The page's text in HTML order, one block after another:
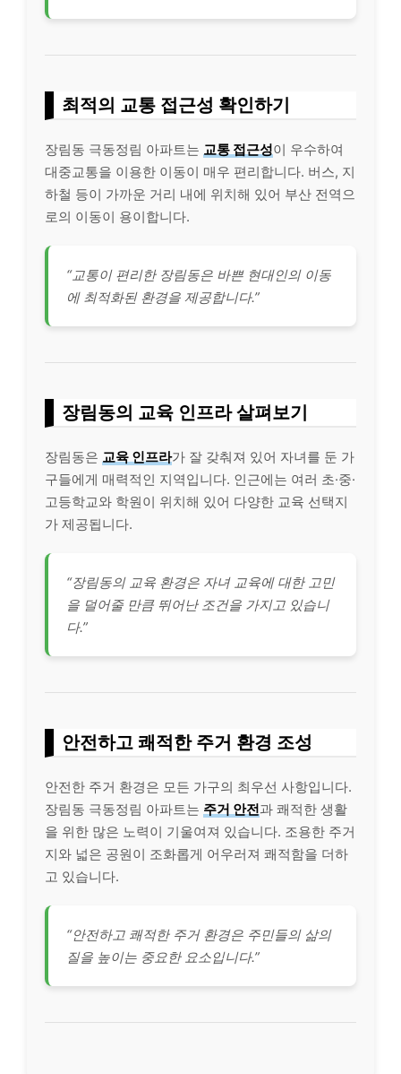
최적의 교통 접근성 확인하기
장림동 극동정림 아파트는 교통 접근성이 우수하여
대중교통을 이용한 이동이 매우 편리합니다. 버스, 지
하철 등이 가까운 거리 내에 위치해 있어 부산 전역으
로의 이동이 용이합니다.
“교통이 편리한 장림동은 바쁜 현대인의 이동
에 최적화된 환경을 제공합니다.”
장림동의 교육 인프라 살펴보기
장림동은 교육 인프라가 잘 갖춰져 있어 자녀를 둔 가
구들에게 매력적인 지역입니다. 인근에는 여러 초·중·
고등학교와 학원이 위치해 있어 다양한 교육 선택지
가 제공됩니다.
“장림동의 교육 환경은 자녀 교육에 대한 고민
을 덜어줄 만큼 뛰어난 조건을 가지고 있습니
다.”
안전하고 쾌적한 주거 환경 조성
안전한 주거 환경은 모든 가구의 최우선 사항입니다.
장림동 극동정림 아파트는 주거 안전과 쾌적한 생활
을 위한 많은 노력이 기울여져 있습니다. 조용한 주거
지와 넓은 공원이 조화롭게 어우러져 쾌적함을 더하
고 있습니다.
“안전하고 쾌적한 주거 환경은 주민들의 삶의
질을 높이는 중요한 요소입니다.”